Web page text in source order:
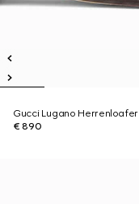
Gucci Lugano Herrenloafer
€ 890